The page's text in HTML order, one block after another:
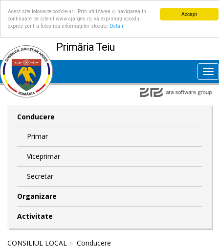
Accept
Acest site folosește cookie-uri. Prin utilizarea și navigarea în
continuare pe site-ul www.cjarges.ro, vă exprimați acordul
expres pentru folosirea informațiilor stocate.
Detalii
Primăria Teiu
Conducere
Primar
Viceprimar
Secretar
Organizare
Activitate
CONSILIUL LOCAL Conducere